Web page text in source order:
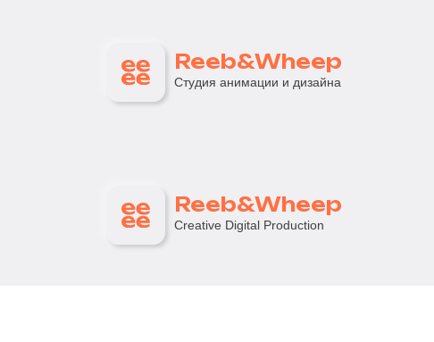
Reeb&Wheep
Студия анимации и дизайна
Reeb&Wheep
Creative Digital Production